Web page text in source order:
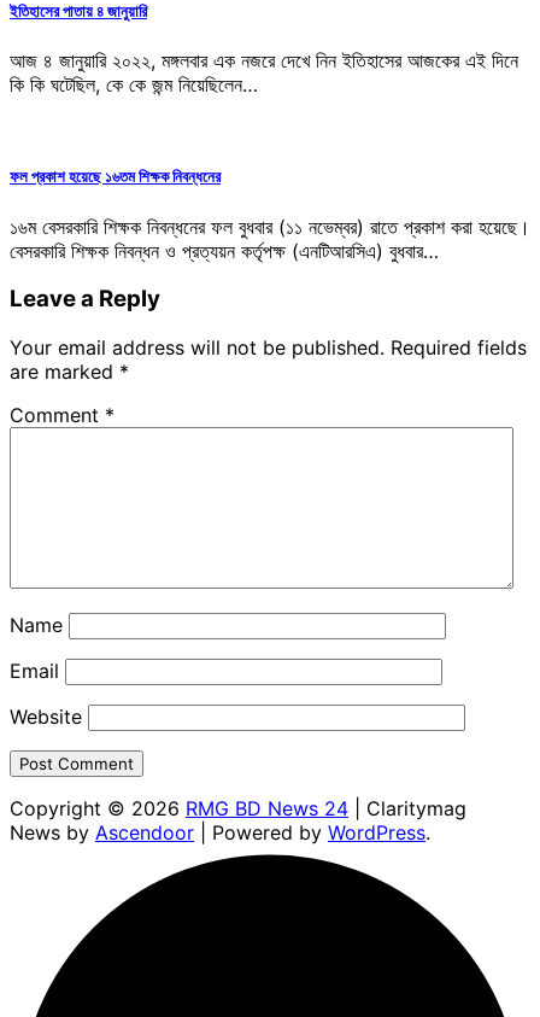
ইতিহাসের পাতায় ৪ জানুয়ারি
আজ ৪ জানুয়ারি ২০২২, মঙ্গলবার এক নজরে দেখে নিন ইতিহাসের আজকের এই দিনে
কি কি ঘটেছিল, কে কে জন্ম নিয়েছিলেন…
ফল প্রকাশ হয়েছে ১৬তম শিক্ষক নিবন্ধনের
১৬ম বেসরকারি শিক্ষক নিবন্ধনের ফল বুধবার (১১ নভেম্বর) রাতে প্রকাশ করা হয়েছে।
বেসরকারি শিক্ষক নিবন্ধন ও প্রত্যয়ন কর্তৃপক্ষ (এনটিআরসিএ) বুধবার…
Leave a Reply
Your email address will not be published. Required fields
are marked *
Comment *
Name
Email
Website
Copyright © 2026 RMG BD News 24 | Claritymag
News by Ascendoor | Powered by WordPress.